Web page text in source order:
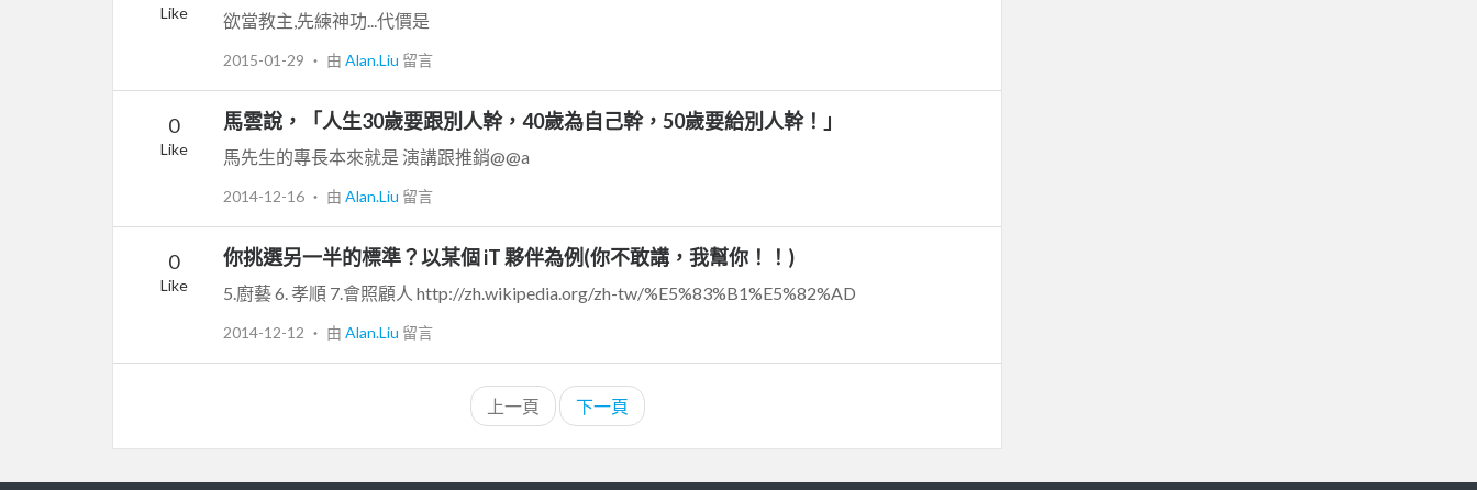
Like 欲當教主,先練神功...代價是
2015-01-29 ‧ 由 Alan.Liu 留言
0
Like
馬雲說，「人生30歲要跟別人幹，40歲為自己幹，50歲要給別人幹！」
馬先生的專長本來就是 演講跟推銷@@a
2014-12-16 ‧ 由 Alan.Liu 留言
0
Like
你挑選另一半的標準？以某個 iT 夥伴為例(你不敢講，我幫你！！)
5.廚藝 6. 孝順 7.會照顧人 http://zh.wikipedia.org/zh-tw/%E5%83%B1%E5%82%AD
2014-12-12 ‧ 由 Alan.Liu 留言
上一頁 下一頁